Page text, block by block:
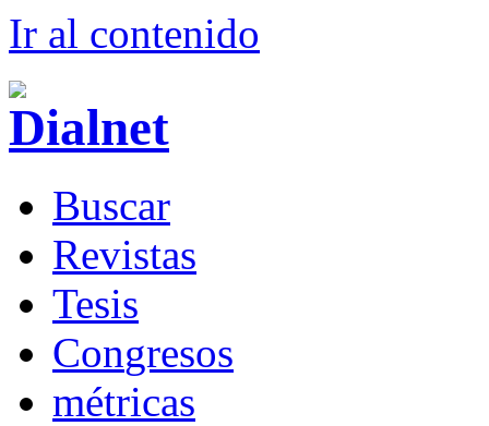
Ir al contenido
Buscar
Revistas
Tesis
Congresos
métricas